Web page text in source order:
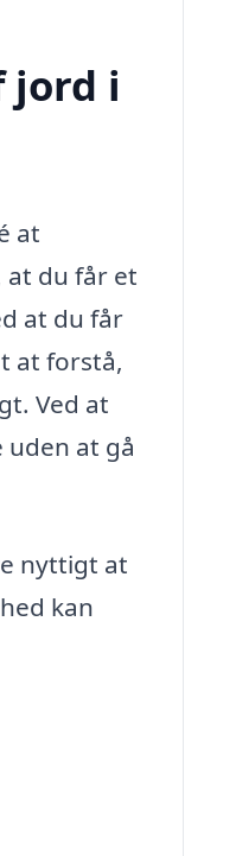
jord i
at
at du får et
at du får
at forstå,
Ved at
at gå
nyttigt at
kan